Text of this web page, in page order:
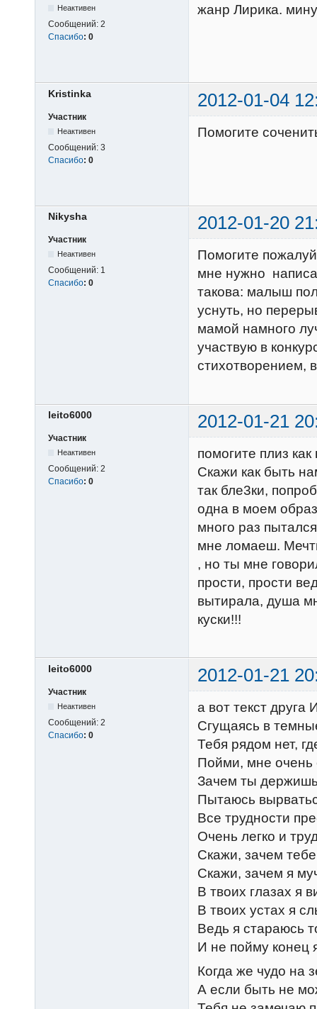
Неактивен
Сообщений: 2
Спасибо: 0
жанр Лирика.
Kristinka 2012-01-04
Участник
Неактивен
Сообщений: 3
Спасибо: 0
Помогите
Nikysha 2012-01-20
Участник
Неактивен
Сообщений: 1
Спасибо: 0
Помогите
мне нужно
такова: малыш
уснуть, но
мамой намного
участвую в
стихотворением,
leito6000 2012-01-21
Участник
Неактивен
Сообщений: 2
Спасибо: 0
помогите плиз
Скажи как быть
так бле3ки,
одна в моем
много раз
мне ломаеш.
, но ты мне
прости, прости
вытирала, душа
куски!!!
leito6000 2012-01-21
Участник
Неактивен
Сообщений: 2
Спасибо: 0
а вот текст друга
Сгущаясь в
Тебя рядом нет,
Пойми, мне очень
Зачем ты
Пытаюсь
Все трудности
Очень легко и
Скажи, зачем
Скажи, зачем я
В твоих глазах я
В твоих устах я
Ведь я стараюсь
И не пойму конец
Когда же чудо на
А если быть не